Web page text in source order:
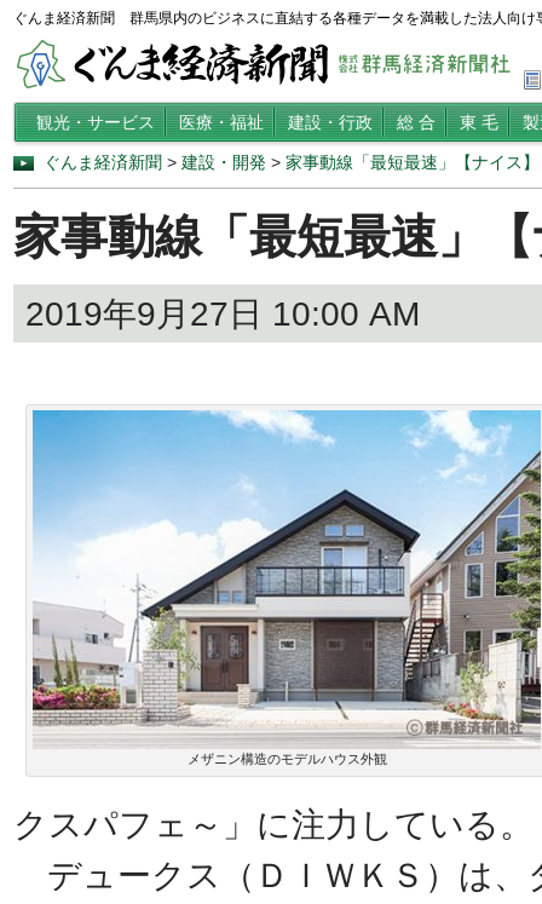
ぐんま経済新聞 群馬県内のビジネスに直結する各種データを満載した法人向け
観光・サービス 医療・福祉 建設・行政 総 合 東 毛
ぐんま経済新聞 > 建設・開発 > 家事動線「最短最速」【ナイス】
家事動線「最短最速」
2019年9月27日 10:00 AM
メザニン構造のモデルハウス外観
クスパフェ～」に注力している。
デュークス（ＤＩＷＫＳ）は